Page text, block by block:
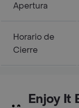
Apertura
Horario de
Cierre
Enjoy It